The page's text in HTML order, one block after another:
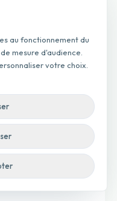
recherches
et voisines pour
finement.
au fonctionnement du
mesure d'audience.
votre choix.